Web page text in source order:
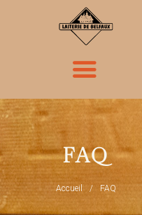
FAQ
Accueil FAQ